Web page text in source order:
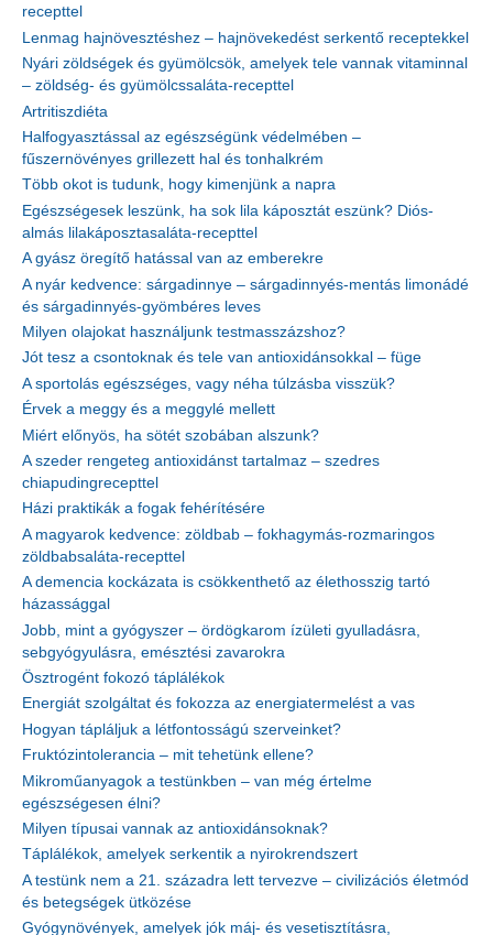
recepttel
Lenmag hajnövesztéshez – hajnövekedést serkentő receptekkel
Nyári zöldségek és gyümölcsök, amelyek tele vannak vitaminnal
– zöldség- és gyümölcssaláta-recepttel
Artritiszdiéta
Halfogyasztással az egészségünk védelmében –
fűszernövényes grillezett hal és tonhalkrém
Több okot is tudunk, hogy kimenjünk a napra
Egészségesek leszünk, ha sok lila káposztát eszünk? Diós-
almás lilakáposztasaláta-recepttel
A gyász öregítő hatással van az emberekre
A nyár kedvence: sárgadinnye – sárgadinnyés-mentás limonádé
és sárgadinnyés-gyömbéres leves
Milyen olajokat használjunk testmasszázshoz?
Jót tesz a csontoknak és tele van antioxidánsokkal – füge
A sportolás egészséges, vagy néha túlzásba visszük?
Érvek a meggy és a meggylé mellett
Miért előnyös, ha sötét szobában alszunk?
A szeder rengeteg antioxidánst tartalmaz – szedres
chiapudingrecepttel
Házi praktikák a fogak fehérítésére
A magyarok kedvence: zöldbab – fokhagymás-rozmaringos
zöldbabsaláta-recepttel
A demencia kockázata is csökkenthető az élethosszig tartó
házassággal
Jobb, mint a gyógyszer – ördögkarom ízületi gyulladásra,
sebgyógyulásra, emésztési zavarokra
Ösztrogént fokozó táplálékok
Energiát szolgáltat és fokozza az energiatermelést a vas
Hogyan tápláljuk a létfontosságú szerveinket?
Fruktózintolerancia – mit tehetünk ellene?
Mikroműanyagok a testünkben – van még értelme
egészségesen élni?
Milyen típusai vannak az antioxidánsoknak?
Táplálékok, amelyek serkentik a nyirokrendszert
A testünk nem a 21. századra lett tervezve – civilizációs életmód
és betegségek ütközése
Gyógynövények, amelyek jók máj- és vesetisztításra,